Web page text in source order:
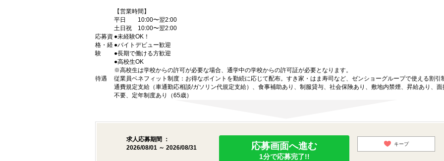
【営業時間】
平日 10:00〜翌2:00
土日祝 10:00〜翌2:00
応募資
格・経
験
●未経験OK！
●バイトデビュー歓迎
●長期で働ける方歓迎
●高校生OK
※高校生は学校からの許可が必要な場合、通学中の学校からの許可証が必要となります。
待遇
従業員ベネフィット制度：お得なポイントを勤続に応じて配布。すき家・はま寿司など、ゼンショーグループで使える割引
通費規定支給（車通勤応相談/ガソリン代規定支給）、食事補助あり、制服貸与、社会保険あり、敷地内禁煙、昇給あり、
不要、定年制度あり（65歳）
求人応募期間 ：
2026/08/01 ～ 2026/08/31
応募画面へ進む
1分で応募完了!!
キープ